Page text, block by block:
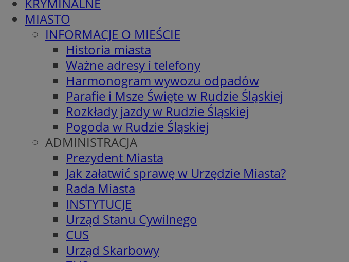
MIASTO
INFORMACJE O MIEŚCIE
Historia miasta
Ważne adresy i telefony
Harmonogram wywozu odpadów
Parafie i Msze Święte w Rudzie Śląskiej
Rozkłady jazdy w Rudzie Śląskiej
Pogoda w Rudzie Śląskiej
ADMINISTRACJA
Prezydent Miasta
Jak załatwić sprawę w Urzędzie Miasta?
Rada Miasta
INSTYTUCJE
Urząd Stanu Cywilnego
CUS
Urząd Skarbowy